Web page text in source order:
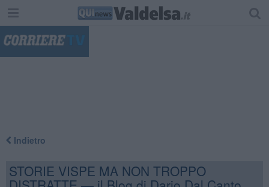
Indietro
STORIE VISPE MA NON TROPPO